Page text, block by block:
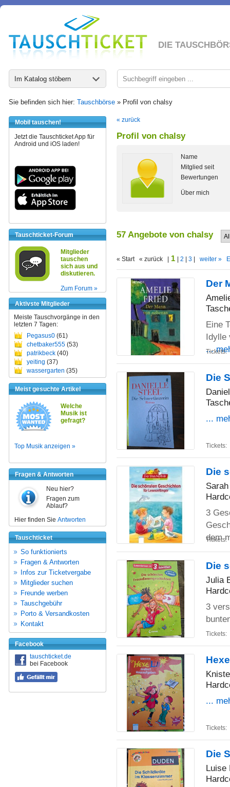
DIE
Im Katalog stöbern
Sie befinden sich hier: Tauschbörse » Profil von chalsy
Mobil tauschen!
Jetzt die Tauschticket App für
Android und iOS laden!
Tauschticket-Forum
Mitglieder
tauschen
sich aus und
diskutieren.
Zum Forum »
Aktivste Mitglieder
Meiste Tauschvorgänge in den
letzten 7 Tagen:
Pegasus0 (61)
chetbaker555 (53)
patrikbeck (40)
yeiting (37)
wassergarten (35)
Meist gesuchte Artikel
Welche
Musik ist
gefragt?
Top Musik anzeigen »
Fragen & Antworten
Neu hier?
Fragen zum
Ablauf?
Hier finden Sie Antworten
Tauschticket
So funktionierts
Fragen & Antworten
Infos zur Ticketvergabe
Mitglieder suchen
Freunde werben
Tauschgebühr
Porto & Versandkosten
Kontakt
Facebook
tauschticket.de
bei Facebook
« zurück
Profil von chalsy
Name
Mitglied seit
Bewertungen
Über mich
57 Angebote von chalsy
« Start « zurück | 1 2 3 weiter »
Der
Eine
Idylle
...
Tickets:
Die
...
Tickets:
Die
3
dem
Tickets:
Die
Julia
3
Tickets:
...
Tickets:
Die
Luise